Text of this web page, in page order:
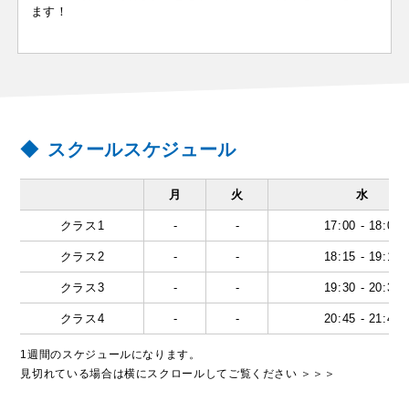
ます！
スクールスケジュール
月 火 水
クラス1 - - 17:00 - 18:00
クラス2 - - 18:15 - 19:15
クラス3 - - 19:30 - 20:30
クラス4 - - 20:45 - 21:45
1週間のスケジュールになります。
見切れている場合は横にスクロールしてご覧ください ＞＞＞